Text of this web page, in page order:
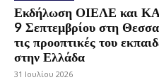
Εκδήλωση ΟΙΕΛΕ και
9 Σεπτεμβρίου στη
τις προοπτικές του
στην Ελλάδα
31 Ιουλίου 2026